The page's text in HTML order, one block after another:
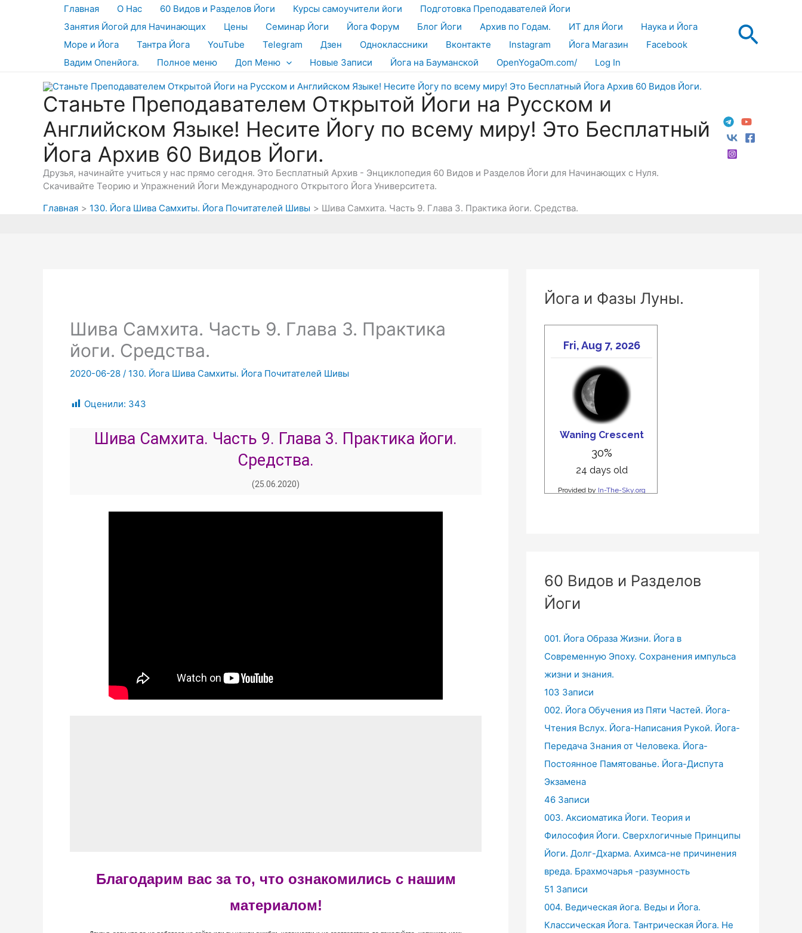
Главная О Нас 60 Видов и Разделов Йоги Курсы самоучители йоги
Подготовка Преподавателей Йоги
Занятия Йогой для Начинающих
Цены Семинар Йоги Йога Форум Блог Йоги Архив по Годам. ИТ для Йоги
Наука и Йога
Море и Йога
Тантра Йога YouTube Telegram Дзен Одноклассники Вконтакте Instagram Йога Магазин
Facebook
Вадим Опенйога.
Полное меню Доп Меню Новые Записи Йога на Бауманской OpenYogaOm.com/ Log In
Станьте Преподавателем Открытой Йоги на Русском и
Английском Языке! Несите Йогу по всему миру! Это Бесплатный
Йога Архив 60 Видов Йоги.
Друзья, начинайте учиться у нас прямо сегодня. Это Бесплатный Архив - Энциклопедия 60 Видов и Разделов Йоги для Начинающих с Нуля.
Скачивайте Теорию и Упражнений Йоги Международного Открытого Йога Университета.
Главная
130. Йога Шива Самхиты. Йога Почитателей Шивы Шива Самхита. Часть 9. Глава 3. Практика йоги. Средства.
Шива Самхита. Часть 9. Глава 3. Практика
йоги. Средства.
2020-06-28 / 130. Йога Шива Самхиты. Йога Почитателей Шивы
Оценили: 343
Шива Самхита. Часть 9. Глава 3. Практика йоги.
Средства.
(25.06.2020)
Благодарим вас за то, что ознакомились с нашим
материалом!
Йога и Фазы Луны.
60 Видов и Разделов
Йоги
001. Йога Образа Жизни. Йога в
Современную Эпоху. Сохранения импульса
жизни и знания.
103 Записи
002. Йога Обучения из Пяти Частей. Йога-
Чтения Вслух. Йога-Написания Рукой. Йога-
Передача Знания от Человека. Йога-
Постоянное Памятованье. Йога-Диспута
Экзамена
46 Записи
003. Аксиоматика Йоги. Теория и
Философия Йоги. Сверхлогичные Принципы
Йоги. Долг-Дхарма. Ахимса-не причинения
вреда. Брахмочарья -разумность
51 Записи
004. Ведическая йога. Веды и Йога.
Классическая Йога. Тантрическая Йога. Не